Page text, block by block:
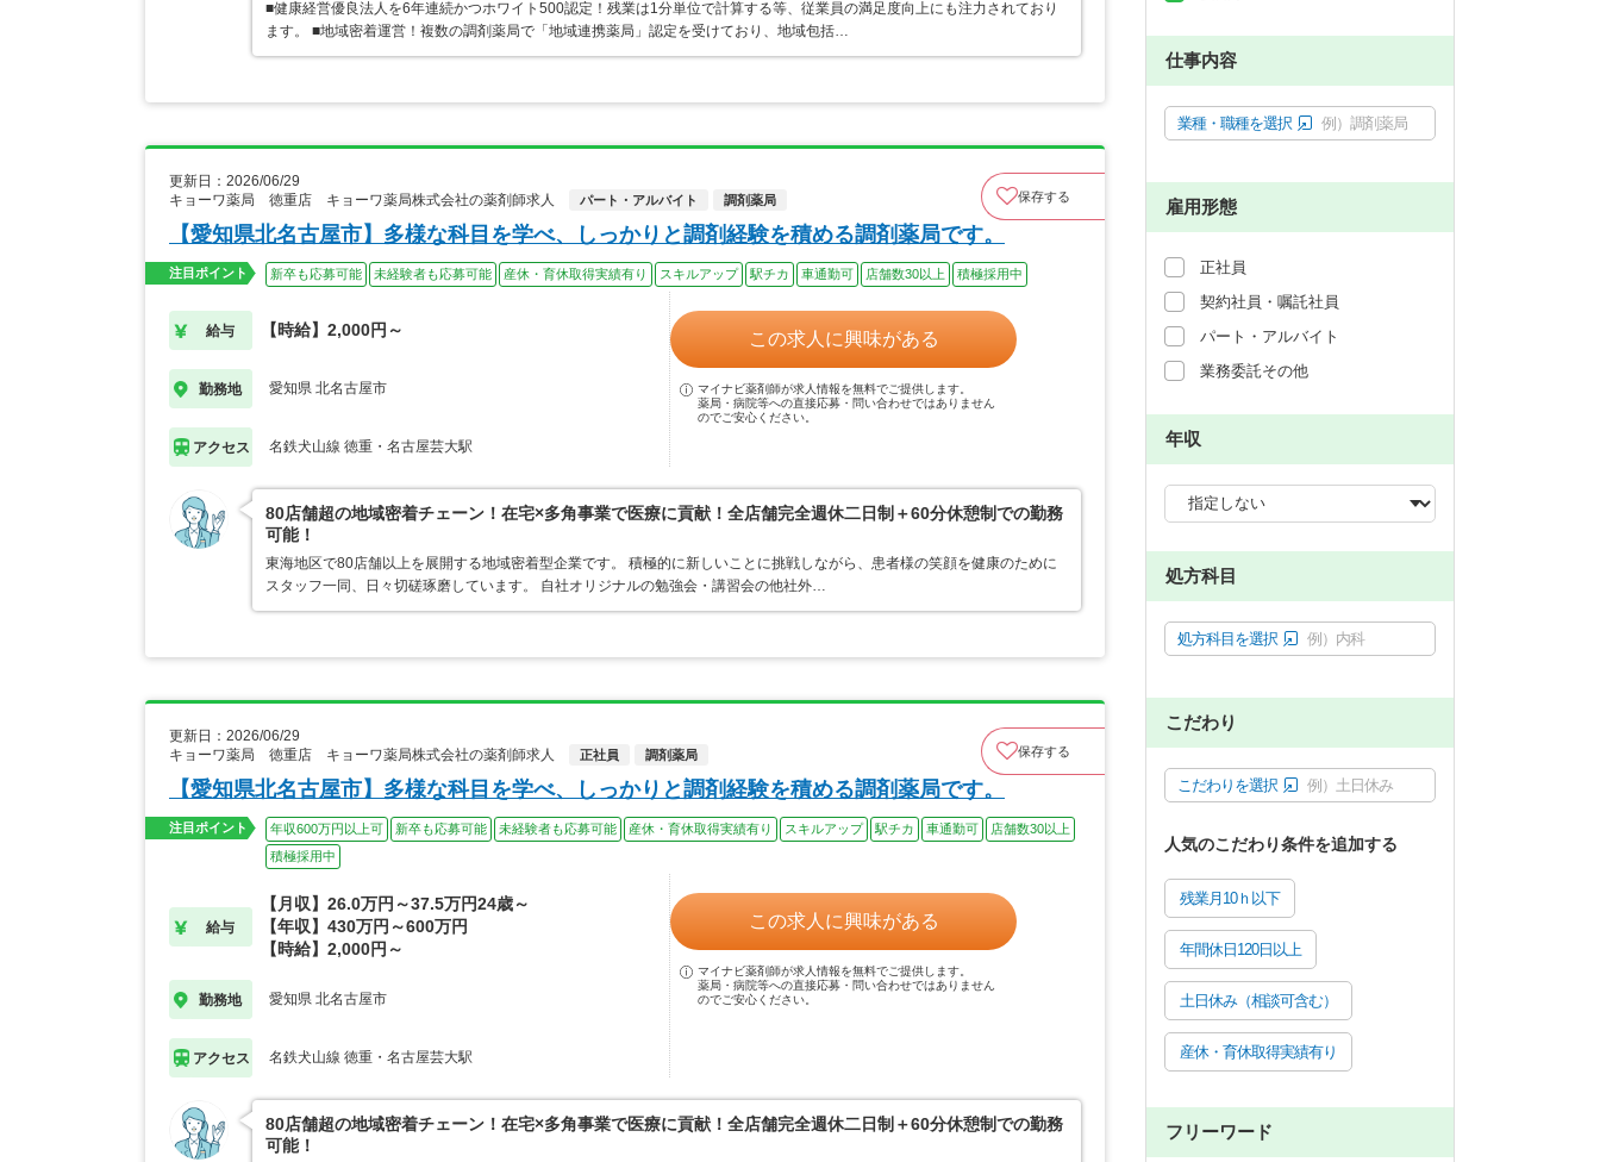
■健康経営優良法人を6年連続かつホワイト500認定！残業は1分単位で計算する等、従業員の満足度向上にも注力されており
ます。 ■地域密着運営！複数の調剤薬局で「地域連携薬局」認定を受けており、地域包括…
更新日：2026/06/29
キョーワ薬局 徳重店 キョーワ薬局株式会社の薬剤師求人
パート・アルバイト 調剤薬局 保存する
【愛知県北名古屋市】多様な科目を学べ、しっかりと調剤経験を積める調剤薬局です。
注目ポイント 新卒も応募可能 未経験者も応募可能 産休・育休取得実績有り スキルアップ 駅チカ 車通勤可 店舗数30以上 積極採用中
給与 【時給】2,000円～
勤務地 愛知県 北名古屋市
アクセス 名鉄犬山線 徳重・名古屋芸大駅
この求人に興味がある
マイナビ薬剤師が求人情報を無料でご提供します。
薬局・病院等への直接応募・問い合わせではありません
のでご安心ください。
80店舗超の地域密着チェーン！在宅×多角事業で医療に貢献！全店舗完全週休二日制＋60分休憩制での勤務
可能！
東海地区で80店舗以上を展開する地域密着型企業です。 積極的に新しいことに挑戦しながら、患者様の笑顔を健康のために
スタッフ一同、日々切磋琢磨しています。 自社オリジナルの勉強会・講習会の他社外…
更新日：2026/06/29
キョーワ薬局 徳重店 キョーワ薬局株式会社の薬剤師求人
正社員 調剤薬局 保存する
【愛知県北名古屋市】多様な科目を学べ、しっかりと調剤経験を積める調剤薬局です。
注目ポイント 年収600万円以上可 新卒も応募可能 未経験者も応募可能 産休・育休取得実績有り スキルアップ 駅チカ 車通勤可
店舗数30以上
積極採用中
給与
【月収】26.0万円～37.5万円24歳～
【年収】430万円～600万円
【時給】2,000円～
勤務地 愛知県 北名古屋市
アクセス 名鉄犬山線 徳重・名古屋芸大駅
この求人に興味がある
マイナビ薬剤師が求人情報を無料でご提供します。
薬局・病院等への直接応募・問い合わせではありません
のでご安心ください。
80店舗超の地域密着チェーン！在宅×多角事業で医療に貢献！全店舗完全週休二日制＋60分休憩制での勤務
可能！
仕事内容
業種・職種を選択 例）調剤薬局
雇用形態
正社員
契約社員・嘱託社員
パート・アルバイト
業務委託その他
年収
処方科目
処方科目を選択 例）内科
こだわり
こだわりを選択 例）土日休み
人気のこだわり条件を追加する
残業月10ｈ以下
年間休日120日以上
土日休み（相談可含む）
産休・育休取得実績有り
フリーワード